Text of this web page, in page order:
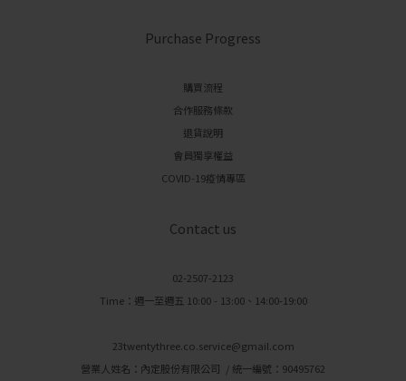
Purchase Progress
購買流程
合作服務條款
退貨說明
會員獨享權益
COVID-19疫情專區
Contact us
02-2507-2123
Time：週一至週五 10:00 - 13:00、14:00-19:00
23twentythree.co.service@gmail.com
營業人姓名：內定股份有限公司 / 統一編號：90495762